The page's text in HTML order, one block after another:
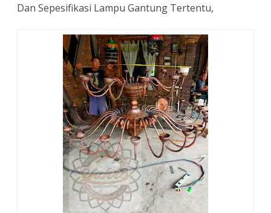
Dan Sepesifikasi Lampu Gantung Tertentu,